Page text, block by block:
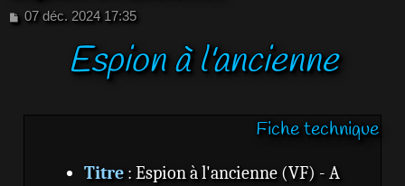
M
e
07 déc. 2024 17:35
Espion à l'ancienne
Fiche technique
Titre: Espion à l'ancienne (VF) - A